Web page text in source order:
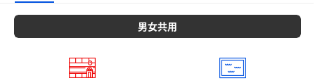
男女共用